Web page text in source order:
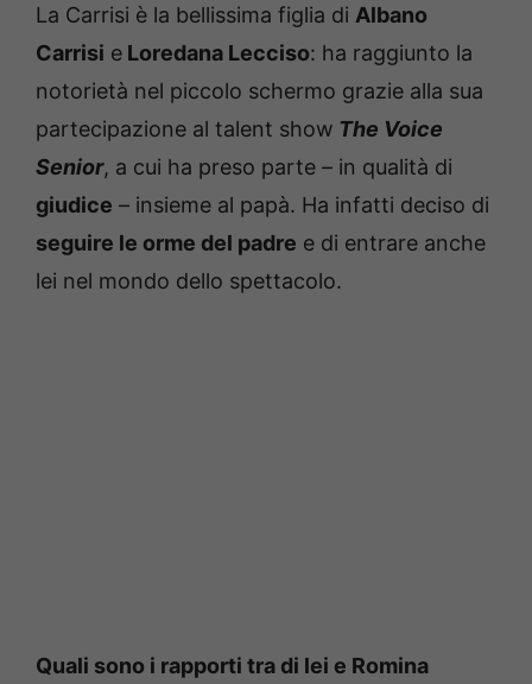
La Carrisi è la bellissima figlia di Albano
Carrisi e Loredana Lecciso: ha raggiunto la
notorietà nel piccolo schermo grazie alla sua
partecipazione al talent show The Voice
Senior, a cui ha preso parte – in qualità di
giudice – insieme al papà. Ha infatti deciso di
seguire le orme del padre e di entrare anche
lei nel mondo dello spettacolo.
Quali sono i rapporti tra di lei e Romina